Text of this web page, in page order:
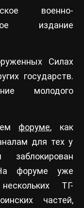
военно-
издание
Силах
государств.
молодого
форуме, как
для тех у
форуме уже
ТГ-
частей,